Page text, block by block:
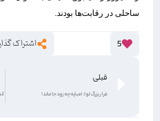
ساحلی در رقابت‌ها بودند.
5 اشتراک گذاری
قبلی
فرار بزرگ لوا: امباپه چه زود جا ماند!